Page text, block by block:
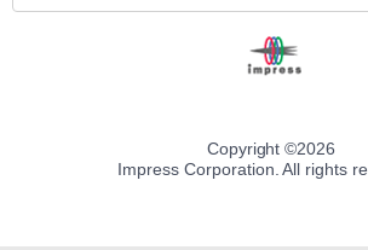
Copyright ©2026
Impress Corporation. All rights